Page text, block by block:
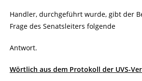
Handler, durchgeführt wurde, gibt der
Frage des Senatsleiters folgende
Antwort.
Wörtlich aus dem Protokoll der UVS-